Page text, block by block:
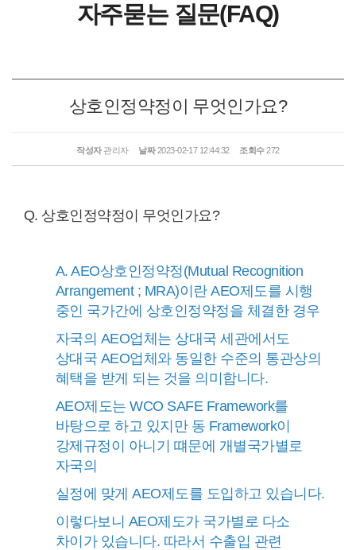
자주묻는 질문(FAQ)
상호인정약정이 무엇인가요?
작성자관리자 날짜2023-02-17 12:44:32 조회수272
Q. 상호인정약정이 무엇인가요?
A. AEO상호인정약정(Mutual Recognition
Arrangement ; MRA)이란 AEO제도를 시행
중인 국가간에 상호인정약정을 체결한 경우
자국의 AEO업체는 상대국 세관에서도
상대국 AEO업체와 동일한 수준의 통관상의
혜택을 받게 되는 것을 의미합니다.
AEO제도는 WCO SAFE Framework를
바탕으로 하고 있지만 동 Framework이
강제규정이 아니기 떄문에 개별국가별로
자국의
실정에 맞게 AEO제도를 도입하고 있습니다.
이렇다보니 AEO제도가 국가별로 다소
차이가 있습니다. 따라서 수출입 관련